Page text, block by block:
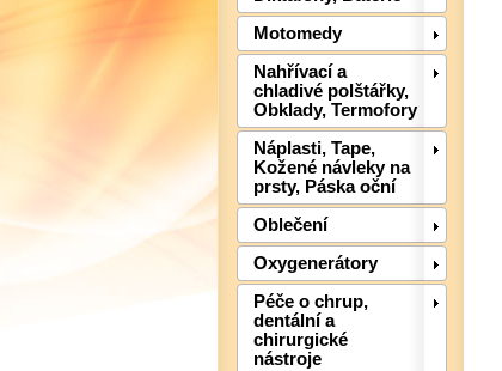
Motomedy
Nahřívací a
chladivé polštářky,
Obklady, Termofory
Náplasti, Tape,
Kožené návleky na
prsty, Páska oční
Oblečení
Oxygenerátory
Péče o chrup,
dentální a
chirurgické
nástroje